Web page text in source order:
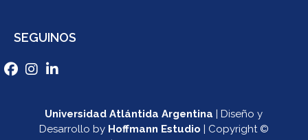
SEGUINOS
Universidad Atlántida Argentina | Diseño y
Desarrollo by Hoffmann Estudio | Copyright ©